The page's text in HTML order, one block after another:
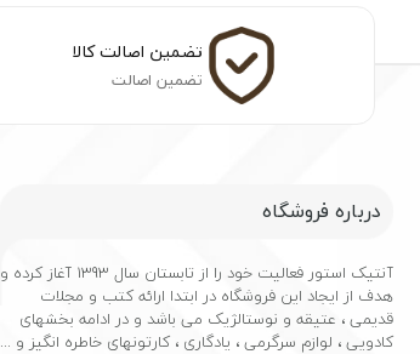
تضمین اصالت کالا
تضمین اصالت
درباره فروشگاه
آنتیک استور فعالیت خود را از تابستان سال 1393 آغاز کرده و
هدف از ایجاد این فروشگاه در ابتدا ارائه کتب و مجلات
قدیمی ، عتیقه و نوستالژیک می باشد و در ادامه بخشهای
کادویی ، لوازم سرگرمی ، یادگاری ، کارتونهای خاطره انگیز و ...